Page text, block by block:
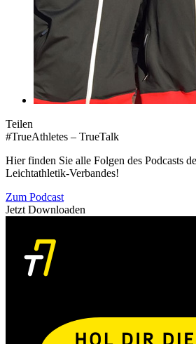
Teilen
#TrueAthletes – TrueTalk
Hier finden Sie alle Folgen des Podcasts
Leichtathletik-Verbandes!
Zum Podcast
Jetzt Downloaden